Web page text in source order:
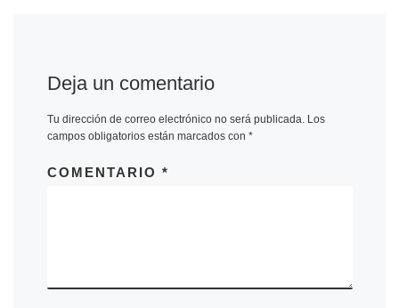
Deja un comentario
Tu dirección de correo electrónico no será publicada. Los
campos obligatorios están marcados con *
COMENTARIO *